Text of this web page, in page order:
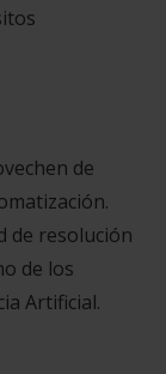
de
de resolución
de los
Artificial.